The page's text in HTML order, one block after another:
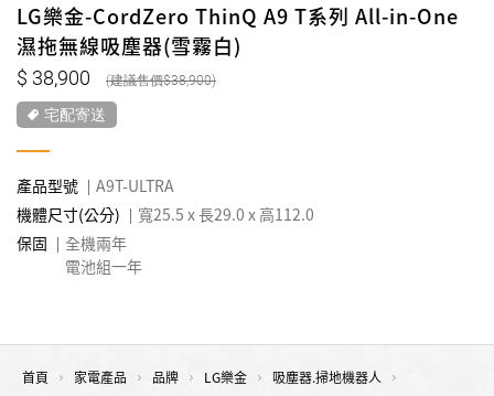
LG樂金-CordZero ThinQ A9 T系列 All-in-One
濕拖無線吸塵器(雪霧白)
38,900 38,900
宅配寄送
產品型號
A9T-ULTRA
機體尺寸(公分)
寬25.5 x 長29.0 x 高112.0
保固
全機兩年
電池組一年
首頁 家電產品 品牌 LG樂金
吸塵器.掃地機器人